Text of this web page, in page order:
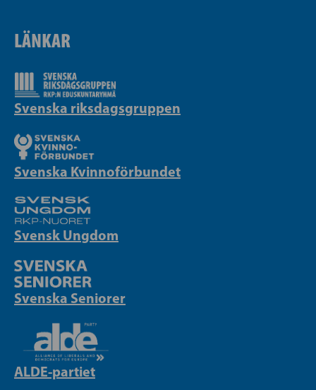
LÄNKAR
Svenska riksdagsgruppen
Svenska Kvinnoförbundet
Svensk Ungdom
Svenska Seniorer
ALDE-partiet